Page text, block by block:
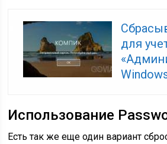
для
Использование
Есть так же еще один вариант